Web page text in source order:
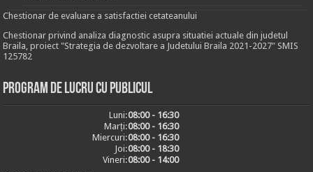
Chestionar de evaluare a satisfactiei cetateanului
Chestionar privind analiza diagnostic asupra situatiei actuale din judetul
Braila, proiect "Strategia de dezvoltare a Judetului Braila 2021-2027" SMIS
125782
Program de lucru cu publicul
Luni:08:00 - 16:30
Marți:08:00 - 16:30
Miercuri:08:00 - 16:30
Joi:08:00 - 18:30
Vineri:08:00 - 14:00